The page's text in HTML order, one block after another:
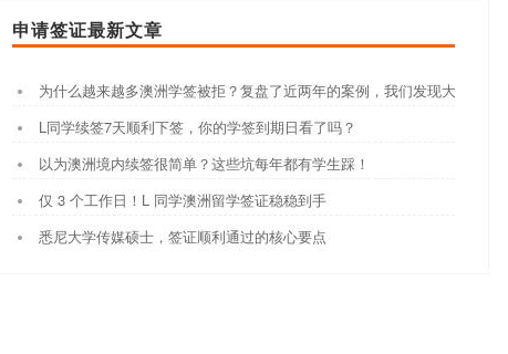
申请签证最新文章
为什么越来越多澳洲学签被拒？复盘了近两年的案例，我们发现大家都踩
L同学续签7天顺利下签，你的学签到期日看了吗？
以为澳洲境内续签很简单？这些坑每年都有学生踩！
仅 3 个工作日！L 同学澳洲留学签证稳稳到手
悉尼大学传媒硕士，签证顺利通过的核心要点